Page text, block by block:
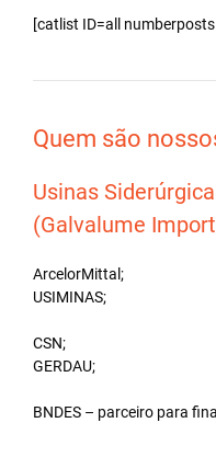
[catlist ID=all
Quem são
Usinas
(Galvalume
ArcelorMittal;
USIMINAS;
CSN;
GERDAU;
BNDES – parceiro para